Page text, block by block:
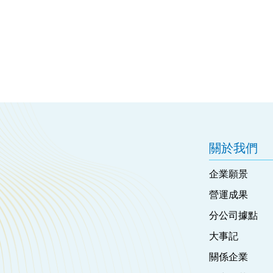
關於我們
企業願景
營運成果
分公司據點
大事記
關係企業